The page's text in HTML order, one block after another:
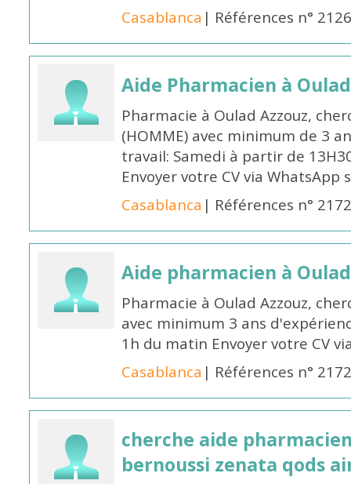
Casablanca | Références n°
Aide Pharmacien à
Pharmacie à Oulad Azzouz,
(HOMME) avec minimum de 3
travail: Samedi à partir de
Envoyer votre CV via WhatsApp
Casablanca | Références n°
Aide pharmacien à
Pharmacie à Oulad Azzouz,
avec minimum 3 ans
1h du matin Envoyer votre CV
Casablanca | Références n°
cherche aide
bernoussi zenata qods